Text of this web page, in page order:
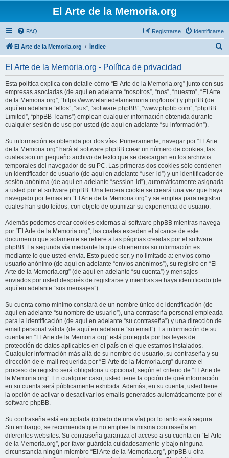
El Arte de la Memoria.org
FAQ Identificarse
Registrarse
El Arte de la Memoria.org Índice
El Arte de la Memoria.org - Política de privacidad
Esta política explica con detalle cómo “El Arte de la Memoria.org” junto con sus
empresas asociadas (de aquí en adelante “nosotros”, “nos”, “nuestro”, “El Arte
de la Memoria.org”, “https://www.elartedelamemoria.org/foros”) y phpBB (de
aquí en adelante “ellos”, “sus”, “software phpBB”, “www.phpbb.com”, “phpBB
Limited”, “phpBB Teams”) emplean cualquier información obtenida durante
cualquier sesión de uso por usted (de aquí en adelante “su información”).
Su información es obtenida por dos vías. Primeramente, navegar por “El Arte
de la Memoria.org” hará al software phpBB crear un número de cookies, las
cuales son un pequeño archivo de texto que se descargan en los archivos
temporales del navegador de su PC. Las primeras dos cookies sólo contienen
un identificador de usuario (de aquí en adelante “user-id”) y un identificador de
sesión anónima (de aquí en adelante “session-id”), automáticamente asignada
a usted por el software phpBB. Una tercera cookie se creará una vez que haya
navegado por temas en “El Arte de la Memoria.org” y se emplea para registrar
cuales han sido leídos, con objeto de optimizar su experiencia de usuario.
Además podemos crear cookies externas al software phpBB mientras navega
por “El Arte de la Memoria.org”, las cuales exceden el alcance de este
documento que solamente se refiere a las páginas creadas por el software
phpBB. La segunda vía mediante la que obtenemos su información es
mediante lo que usted envía. Esto puede ser, y no limitado a: envíos como
usuario anónimo (de aquí en adelante “envíos anónimos”), su registro en “El
Arte de la Memoria.org” (de aquí en adelante “su cuenta”) y mensajes
enviados por usted después de registrarse y mientras se haya identificado (de
aquí en adelante “sus mensajes”).
Su cuenta como mínimo constará de un nombre único de identificación (de
aquí en adelante “su nombre de usuario”), una contraseña personal empleada
para la identificación (de aquí en adelante “su contraseña”) y una dirección de
email personal válida (de aquí en adelante “su email”). La información de su
cuenta en “El Arte de la Memoria.org” está protegida por las leyes de
protección de datos aplicables en el país en el que estamos instalados.
Cualquier información más allá de su nombre de usuario, su contraseña y su
dirección de e-mail requerida por “El Arte de la Memoria.org” durante el
proceso de registro será obligatoria u opcional, según el criterio de “El Arte de
la Memoria.org”. En cualquier caso, usted tiene la opción de qué información
en su cuenta será públicamente exhibida. Además, en su cuenta, usted tiene
la opción de activar o desactivar los emails generados automáticamente por el
software phpBB.
Su contraseña está encriptada (cifrado de una vía) por lo tanto está segura.
Sin embargo, se recomienda que no emplee la misma contraseña en
diferentes websites. Su contraseña garantiza el acceso a su cuenta en “El Arte
de la Memoria.org”, por favor guárdela cuidadosamente y bajo ninguna
circunstancia ningún miembro “El Arte de la Memoria.org”, phpBB u otra